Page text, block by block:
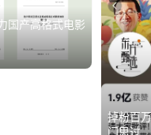
国产高格式电影
掉粉百
门思过